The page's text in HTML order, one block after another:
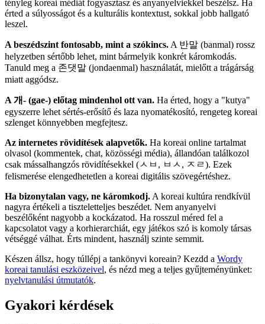
tényleg koreai médiát fogyasztasz és anyanyelviekkel beszélsz. Ha
érted a súlyosságot és a kulturális kontextust, sokkal jobb hallgató
leszel.
A beszédszint fontosabb, mint a szókincs. A 반말 (banmal) rossz
helyzetben sértőbb lehet, mint bármelyik konkrét káromkodás.
Tanuld meg a 존댓말 (jondaenmal) használatát, mielőtt a trágárság
miatt aggódsz.
A 개- (gae-) előtag mindenhol ott van. Ha érted, hogy a "kutya"
egyszerre lehet sértés-erősítő és laza nyomatékosító, rengeteg koreai
szlenget könnyebben megfejtesz.
Az internetes rövidítések alapvetők. Ha koreai online tartalmat
olvasol (kommentek, chat, közösségi média), állandóan találkozol
csak mássalhangzós rövidítésekkel (ㅅㅂ, ㅂㅅ, ㅈㄹ). Ezek
felismerése elengedhetetlen a koreai digitális szövegértéshez.
Ha bizonytalan vagy, ne káromkodj. A koreai kultúra rendkívül
nagyra értékeli a tiszteletteljes beszédet. Nem anyanyelvi
beszélőként nagyobb a kockázatod. Ha rosszul méred fel a
kapcsolatot vagy a korhierarchiát, egy játékos szó is komoly társas
vétséggé válhat. Érts mindent, használj szinte semmit.
Készen állsz, hogy túllépj a tankönyvi koreain? Kezdd a Wordy
koreai tanulási eszközeivel, és nézd meg a teljes gyűjteményünket:
nyelvtanulási útmutatók.
Gyakori kérdések